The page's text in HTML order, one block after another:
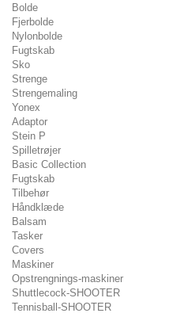
Bolde
Fjerbolde
Nylonbolde
Fugtskab
Sko
Strenge
Strengemaling
Yonex
Adaptor
Stein P
Spilletrøjer
Basic Collection
Fugtskab
Tilbehør
Håndklæde
Balsam
Tasker
Covers
Maskiner
Opstrengnings-maskiner
Shuttlecock-SHOOTER
Tennisball-SHOOTER